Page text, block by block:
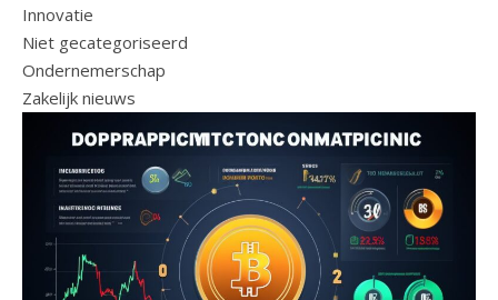
Innovatie
Niet gecategoriseerd
Ondernemerschap
Zakelijk nieuws